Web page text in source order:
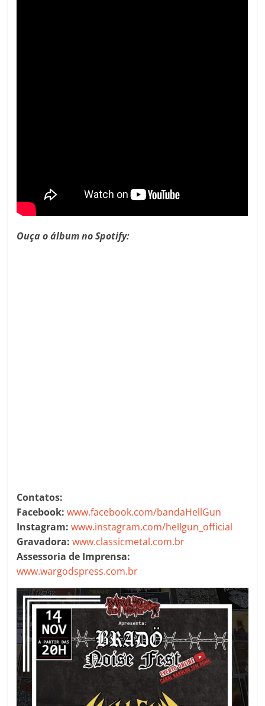
Ouça o álbum no Spotify:
Contatos:
Facebook: www.facebook.com/bandaHellGun
Instagram: www.instagram.com/hellgun_official
Gravadora: www.classicmetal.com.br
Assessoria de Imprensa:
www.wargodspress.com.br